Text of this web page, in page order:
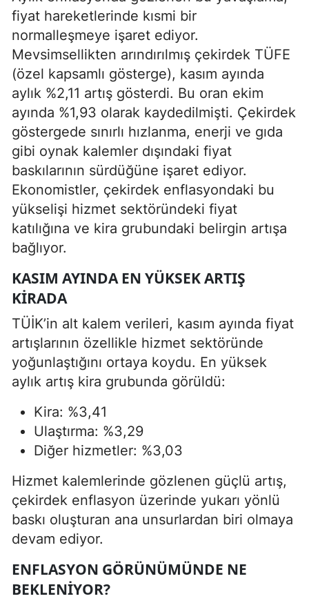
fiyat hareketlerinde kısmi bir
normalleşmeye işaret ediyor.
Mevsimsellikten arındırılmış çekirdek TÜFE
(özel kapsamlı gösterge), kasım ayında
aylık %2,11 artış gösterdi. Bu oran ekim
ayında %1,93 olarak kaydedilmişti. Çekirdek
göstergede sınırlı hızlanma, enerji ve gıda
gibi oynak kalemler dışındaki fiyat
baskılarının sürdüğüne işaret ediyor.
Ekonomistler, çekirdek enflasyondaki bu
yükselişi hizmet sektöründeki fiyat
katılığına ve kira grubundaki belirgin artışa
bağlıyor.
KASIM AYINDA EN YÜKSEK ARTIŞ
KIRADA
TÜİK’in alt kalem verileri, kasım ayında fiyat
artışlarının özellikle hizmet sektöründe
yoğunlaştığını ortaya koydu. En yüksek
aylık artış kira grubunda görüldü:
Kira: %3,41
Ulaştırma: %3,29
Diğer hizmetler: %3,03
Hizmet kalemlerinde gözlenen güçlü artış,
çekirdek enflasyon üzerinde yukarı yönlü
baskı oluşturan ana unsurlardan biri olmaya
devam ediyor.
ENFLASYON GÖRÜNÜMÜNDE NE
BEKLENIYOR?